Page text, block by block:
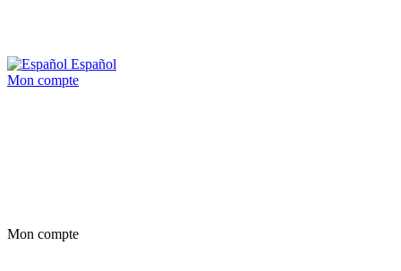
Español
Mon compte
Mon compte